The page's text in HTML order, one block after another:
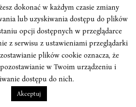
popularyzowanie kierunku
perspektywicznej destynacji
Została objęta
dokonać w każdym czasie zmiany
lub uzyskiwania dostępu do plików
opcji dostępnych w przeglądarce
z serwisu z ustawieniami przeglądarki
plików cookie oznacza, że
w Twoim urządzeniu i
dostępu do nich.
Akceptuj